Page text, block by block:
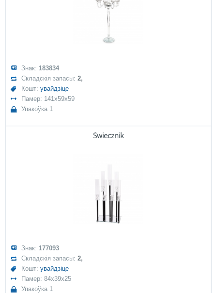
Знак: 183834
Складскія запасы:2,
Кошт:увайдзіце
Памер: 141x59x59
Упакоўка 1
Świecznik
Знак: 177093
Складскія запасы:2,
Кошт:увайдзіце
Памер: 84x39x25
Упакоўка 1